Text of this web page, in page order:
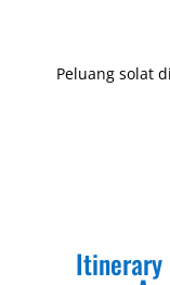
Peluang solat
Itinerary